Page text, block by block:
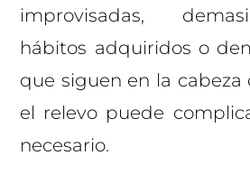
improvisadas,
hábitos adquiridos o
que siguen en la cabeza
el relevo puede
necesario.